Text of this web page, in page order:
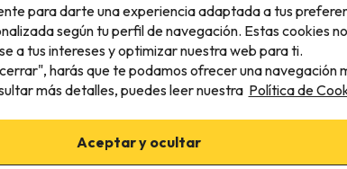
para darte una experiencia adaptada a tus
según tu perfil de navegación. Estas cookies
a tus intereses y optimizar nuestra web para ti.
harás que te podamos ofrecer una navegación
más detalles, puedes leer nuestra Política de
Aceptar y ocultar